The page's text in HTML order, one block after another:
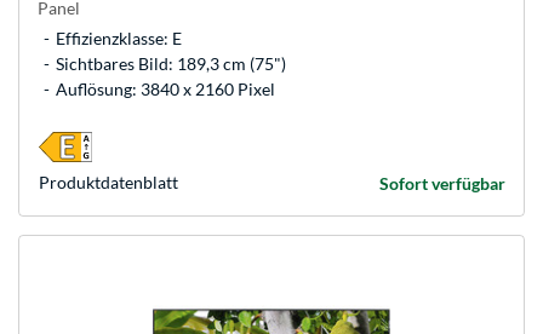
Panel
Effizienzklasse: E
Sichtbares Bild: 189,3 cm (75")
Auflösung: 3840 x 2160 Pixel
Sofort verfügbar
Produkt­datenblatt